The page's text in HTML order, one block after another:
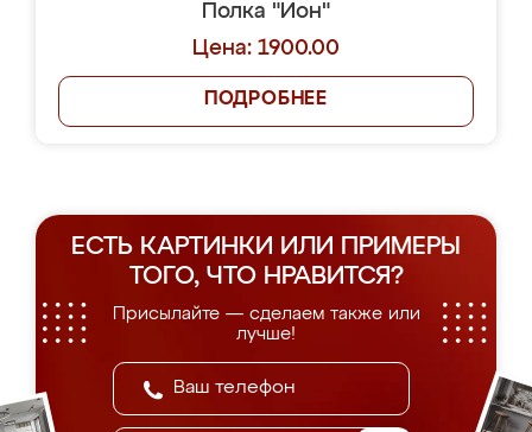
Полка "Ион"
Цена: 1900.00
ПОДРОБНЕЕ
ЕСТЬ КАРТИНКИ ИЛИ ПРИМЕРЫ
ТОГО, ЧТО НРАВИТСЯ?
Присылайте — сделаем также или
лучше!